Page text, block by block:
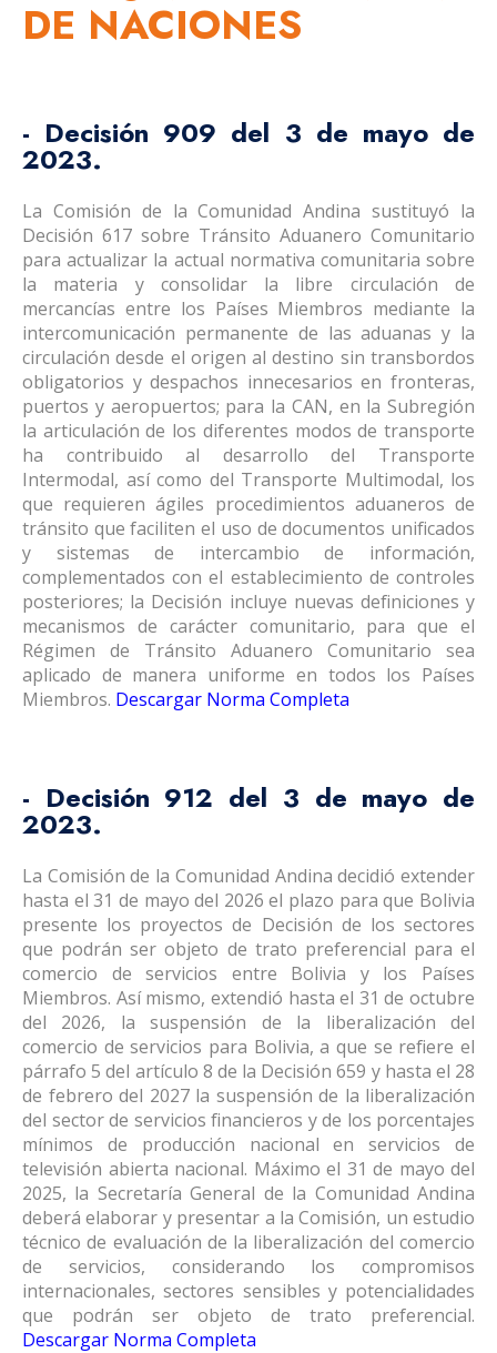
DE NACIONES
- Decisión 909 del 3 de mayo de
2023.
La Comisión de la Comunidad Andina sustituyó la
Decisión 617 sobre Tránsito Aduanero Comunitario
para actualizar la actual normativa comunitaria sobre
la materia y consolidar la libre circulación de
mercancías entre los Países Miembros mediante la
intercomunicación permanente de las aduanas y la
circulación desde el origen al destino sin transbordos
obligatorios y despachos innecesarios en fronteras,
puertos y aeropuertos; para la CAN, en la Subregión
la articulación de los diferentes modos de transporte
ha contribuido al desarrollo del Transporte
Intermodal, así como del Transporte Multimodal, los
que requieren ágiles procedimientos aduaneros de
tránsito que faciliten el uso de documentos unificados
y sistemas de intercambio de información,
complementados con el establecimiento de controles
posteriores; la Decisión incluye nuevas definiciones y
mecanismos de carácter comunitario, para que el
Régimen de Tránsito Aduanero Comunitario sea
aplicado de manera uniforme en todos los Países
Miembros. Descargar Norma Completa
- Decisión 912 del 3 de mayo de
2023.
La Comisión de la Comunidad Andina decidió extender
hasta el 31 de mayo del 2026 el plazo para que Bolivia
presente los proyectos de Decisión de los sectores
que podrán ser objeto de trato preferencial para el
comercio de servicios entre Bolivia y los Países
Miembros. Así mismo, extendió hasta el 31 de octubre
del 2026, la suspensión de la liberalización del
comercio de servicios para Bolivia, a que se refiere el
párrafo 5 del artículo 8 de la Decisión 659 y hasta el 28
de febrero del 2027 la suspensión de la liberalización
del sector de servicios financieros y de los porcentajes
mínimos de producción nacional en servicios de
televisión abierta nacional. Máximo el 31 de mayo del
2025, la Secretaría General de la Comunidad Andina
deberá elaborar y presentar a la Comisión, un estudio
técnico de evaluación de la liberalización del comercio
de servicios, considerando los compromisos
internacionales, sectores sensibles y potencialidades
que podrán ser objeto de trato preferencial.
Descargar Norma Completa